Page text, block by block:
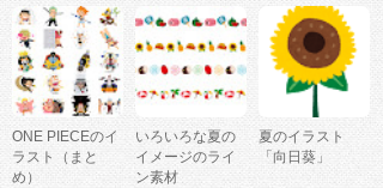
ONE PIECEのイ
ラスト（まと
め）
いろいろな夏の
イメージのライ
ン素材
夏のイラスト
「向日葵」